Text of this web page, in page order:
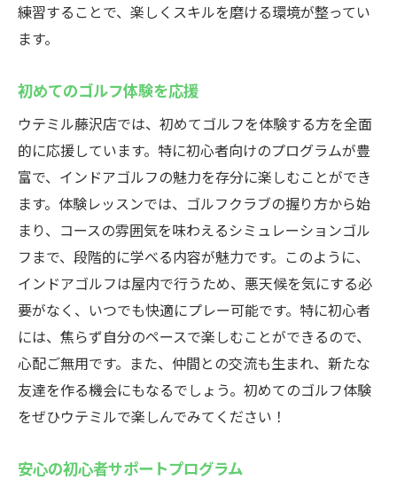
練習することで、楽しくスキルを磨ける環境が整ってい
ます。
初めてのゴルフ体験を応援
ウテミル藤沢店では、初めてゴルフを体験する方を全面
的に応援しています。特に初心者向けのプログラムが豊
富で、インドアゴルフの魅力を存分に楽しむことができ
ます。体験レッスンでは、ゴルフクラブの握り方から始
まり、コースの雰囲気を味わえるシミュレーションゴル
フまで、段階的に学べる内容が魅力です。このように、
インドアゴルフは屋内で行うため、悪天候を気にする必
要がなく、いつでも快適にプレー可能です。特に初心者
には、焦らず自分のペースで楽しむことができるので、
心配ご無用です。また、仲間との交流も生まれ、新たな
友達を作る機会にもなるでしょう。初めてのゴルフ体験
をぜひウテミルで楽しんでみてください！
安心の初心者サポートプログラム